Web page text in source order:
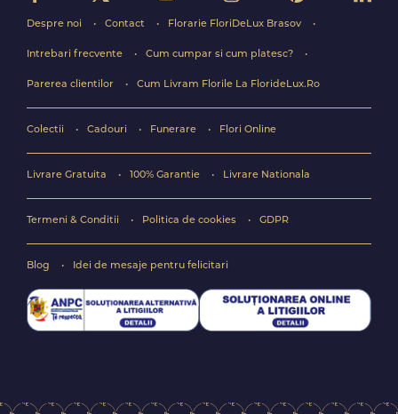
Despre noi Contact Florarie FloriDeLux Brasov
Intrebari frecvente Cum cumpar si cum platesc?
Parerea clientilor Cum Livram Florile La FlorideLux.Ro
Colectii Cadouri Funerare Flori Online
Livrare Gratuita 100% Garantie Livrare Nationala
Termeni & Conditii Politica de cookies GDPR
Blog Idei de mesaje pentru felicitari